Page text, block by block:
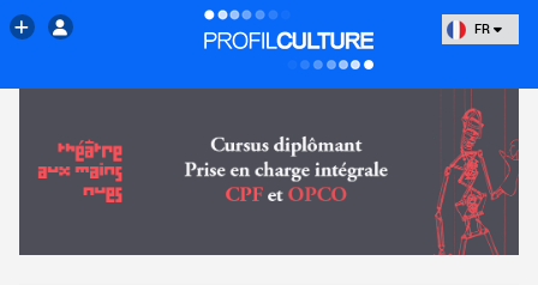
FR